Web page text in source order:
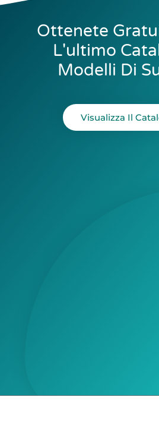
Ottenete
L'ultimo
Modelli Di
Visualizza Il